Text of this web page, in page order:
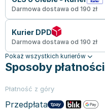
Darmowa dostawa od 190 zł
Kurier DPD
Darmowa dostawa od 190 zł
Pokaż wszystkich kurierów
Sposoby płatności
Płatność z góry
Przedpłata